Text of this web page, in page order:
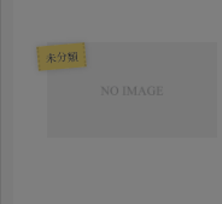
未分類